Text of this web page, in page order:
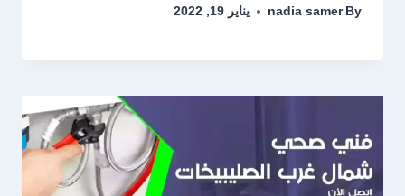
By
nadia samer يناير 19, 2022